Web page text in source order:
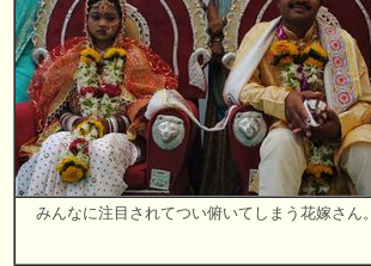
みんなに注目されてつい俯いてしまう花嫁さん。